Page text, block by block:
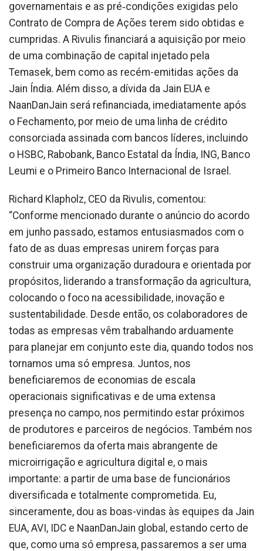
governamentais e as pré‑condições exigidas pelo
Contrato de Compra de Ações terem sido obtidas e
cumpridas. A Rivulis financiará a aquisição por meio
de uma combinação de capital injetado pela
Temasek, bem como as recém-emitidas ações da
Jain Índia. Além disso, a dívida da Jain EUA e
NaanDanJain será refinanciada, imediatamente após
o Fechamento, por meio de uma linha de crédito
consorciada assinada com bancos líderes, incluindo
o HSBC, Rabobank, Banco Estatal da Índia, ING, Banco
Leumi e o Primeiro Banco Internacional de Israel.
Richard Klapholz, CEO da Rivulis, comentou:
“Conforme mencionado durante o anúncio do acordo
em junho passado, estamos entusiasmados com o
fato de as duas empresas unirem forças para
construir uma organização duradoura e orientada por
propósitos, liderando a transformação da agricultura,
colocando o foco na acessibilidade, inovação e
sustentabilidade. Desde então, os colaboradores de
todas as empresas vêm trabalhando arduamente
para planejar em conjunto este dia, quando todos nos
tornamos uma só empresa. Juntos, nos
beneficiaremos de economias de escala
operacionais significativas e de uma extensa
presença no campo, nos permitindo estar próximos
de produtores e parceiros de negócios. Também nos
beneficiaremos da oferta mais abrangente de
microirrigação e agricultura digital e, o mais
importante: a partir de uma base de funcionários
diversificada e totalmente comprometida. Eu,
sinceramente, dou as boas-vindas às equipes da Jain
EUA, AVI, IDC e NaanDanJain global, estando certo de
que, como uma só empresa, passaremos a ser uma